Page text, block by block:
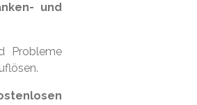
und
Probleme